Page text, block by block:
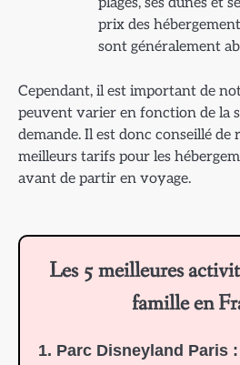
prix des
sont généralement
Cependant, il est important de
peuvent varier en fonction de la
demande. Il est donc conseillé de
meilleurs tarifs pour les
avant de partir en voyage.
Les 5 meilleures
famille en
1. Parc Disneyland Paris :